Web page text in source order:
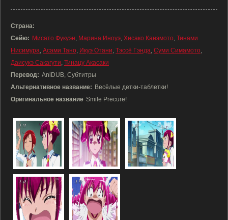
Страна:
Сейю: Мисато Фукуэн, Марина Иноуэ, Хисако Канэмото, Тинами
Нисимура, Асами Тано, Икуэ Отани, Тэссё Гэнда, Суми Симамото,
Даисукэ Сакагути, Тинацу Акасаки
Перевод: AniDUB, Субтитры
Альтернативное название: Весёлые детки-таблетки!
Оригинальное название Smile Precure!